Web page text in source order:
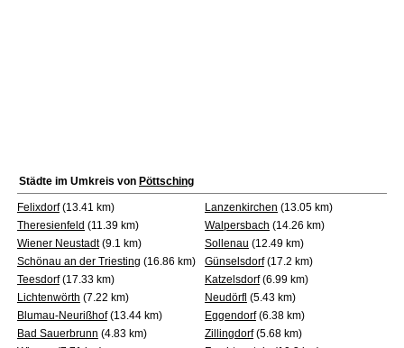
Städte im Umkreis von Pöttsching
Felixdorf(13.41 km) Lanzenkirchen (13.05 km)
Theresienfeld (11.39 km) Walpersbach (14.26 km)
Wiener Neustadt(9.1 km) Sollenau (12.49 km)
Schönau an der Triesting (16.86 km) Günselsdorf(17.2 km)
Teesdorf(17.33 km) Katzelsdorf(6.99 km)
Lichtenwörth (7.22 km) Neudörfl (5.43 km)
Blumau-Neurißhof(13.44 km) Eggendorf(6.38 km)
Bad Sauerbrunn (4.83 km) Zillingdorf(5.68 km)